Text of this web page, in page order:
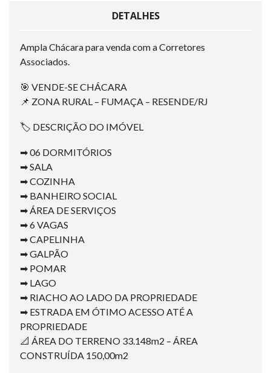
DETALHES
Ampla Chácara para venda com a Corretores
Associados.
🎯 VENDE-SE CHÁCARA
📌 ZONA RURAL – FUMAÇA – RESENDE/RJ
🏷 DESCRIÇÃO DO IMÓVEL
➡ 06 DORMITÓRIOS
➡ SALA
➡ COZINHA
➡ BANHEIRO SOCIAL
➡ ÁREA DE SERVIÇOS
➡ 6 VAGAS
➡ CAPELINHA
➡ GALPÃO
➡ POMAR
➡ LAGO
➡ RIACHO AO LADO DA PROPRIEDADE
➡ ESTRADA EM ÓTIMO ACESSO ATÉ A
PROPRIEDADE
📐 ÁREA DO TERRENO 33.148m2 – ÁREA
CONSTRUÍDA 150,00m2